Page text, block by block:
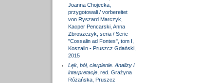
Joanna Chojecka,
przygotowali / vorbereitet
von Ryszard Marczyk,
Kacper Pencarski, Anna
Zbroszczyk, seria / Serie
"Cossalin ad Fontes", tom I,
Koszalin - Pruszcz Gdański,
2015
Lęk, ból, cierpienie. Analizy i
interpretacje, red. Grażyna
Różańska, Pruszcz